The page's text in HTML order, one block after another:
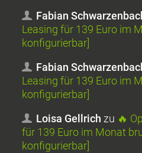
Fabian
Leasing für 139 Euro im
konfigurierbar]
Fabian
Leasing für 139 Euro im
konfigurierbar]
Loisa Gellrich zu 🔥
für 139 Euro im Monat
konfigurierbar]